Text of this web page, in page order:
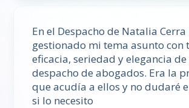
En el Despacho de Natalia Cerra
gestionado mi tema asunto con
eficacia, seriedad y elegancia
despacho de abogados. Era la
que acudía a ellos y no dudaré
si lo necesito